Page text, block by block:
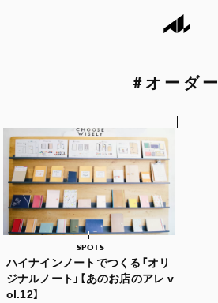
#オーダー
SPOTS
ハイナインノートでつくる「オリ
ジナルノート」【あのお店のアレ v
ol.12】